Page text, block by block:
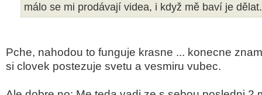
málo se mi prodávají videa, i když mě baví je
Pche, nahodou to funguje krasne ... konecne
si clovek postezuje svetu a vesmiru vubec.